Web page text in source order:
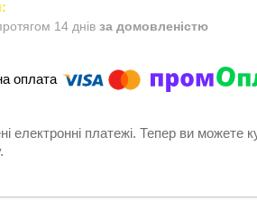
14 днів за домовленістю
електронні платежі. Тепер ви можете